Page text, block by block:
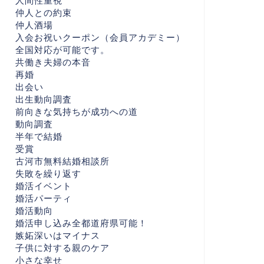
仲人との約束
仲人酒場
入会お祝いクーポン（会員アカデミー）
全国対応が可能です。
共働き夫婦の本音
再婚
出会い
出生動向調査
前向きな気持ちが成功への道
動向調査
半年で結婚
受賞
古河市無料結婚相談所
失敗を繰り返す
婚活イベント
婚活パーティ
婚活動向
婚活申し込み全都道府県可能！
嫉妬深いはマイナス
子供に対する親のケア
小さな幸せ